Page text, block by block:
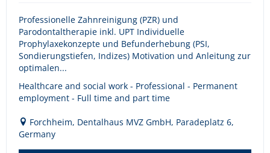
Professionelle Zahnreinigung (PZR) und
Parodontaltherapie inkl. UPT Individuelle
Prophylaxekonzepte und Befunderhebung (PSI,
Sondierungstiefen, Indizes) Motivation und Anleitung zur
optimalen...
Healthcare and social work - Professional - Permanent
employment - Full time and part time
Forchheim, Dentalhaus MVZ GmbH, Paradeplatz 6,
Germany